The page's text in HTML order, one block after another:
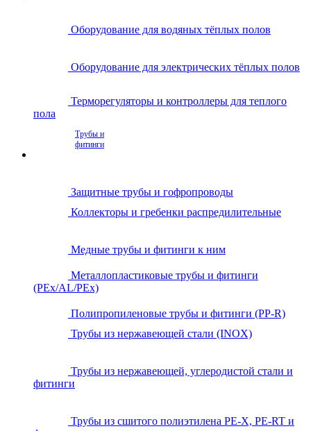
Оборудование для водяных тёплых полов
Оборудование для электрических тёплых полов
Терморегуляторы и контроллеры для теплого
пола
Трубы и
фитинги
Защитные трубы и гофропроводы
Коллекторы и гребенки распредилительные
Медные трубы и фитинги к ним
Металлопластиковые трубы и фитинги
(PEx/AL/PEx)
Полипропиленовые трубы и фитинги (PP-R)
Трубы из нержавеющей стали (INOX)
Трубы из нержавеющей, углеродистой стали и
фитинги
Трубы из сшитого полиэтилена PE-X, PE-RT и